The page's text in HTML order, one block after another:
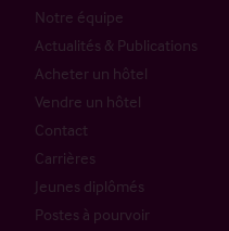
Notre équipe
Actualités & Publications
Acheter un hôtel
Vendre un hôtel
Contact
Carrières
Jeunes diplômés
Postes à pourvoir